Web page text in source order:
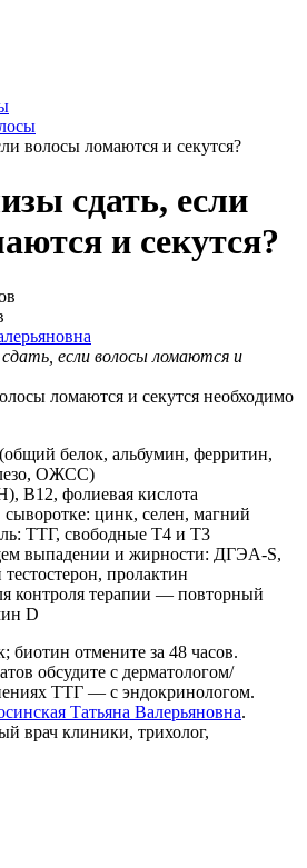
волосы ломаются и секутся?
сдать, если
и секутся?
если волосы ломаются и
ломаются и секутся необходимо
белок, альбумин, ферритин,
ОЖСС)
В12, фолиевая кислота
цинк, селен, магний
ТТГ, свободные Т4 и Т3
выпадении и жирности: ДГЭА‑S,
пролактин
контроля терапии — повторный
D
биотин отмените за 48 часов.
обсудите с дерматологом/
ТТГ — с эндокринологом.
Татьяна Валерьяновна.
врач клиники, трихолог,